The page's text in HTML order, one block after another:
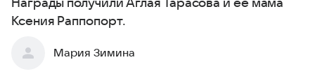
Награды получили Аглая Тарасова и ее мама
Ксения Раппопорт.
Мария Зимина